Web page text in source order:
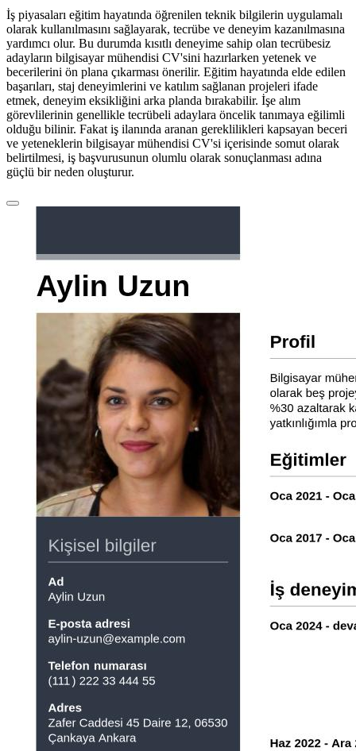
İş piyasaları eğitim hayatında öğrenilen teknik bilgilerin uygulamalı
olarak kullanılmasını sağlayarak, tecrübe ve deneyim kazanılmasına
yardımcı olur. Bu durumda kısıtlı deneyime sahip olan tecrübesiz
adayların bilgisayar mühendisi CV'sini hazırlarken yetenek ve
becerilerini ön plana çıkarması önerilir. Eğitim hayatında elde edilen
başarıları, staj deneyimlerini ve katılım sağlanan projeleri ifade
etmek, deneyim eksikliğini arka planda bırakabilir. İşe alım
görevlilerinin genellikle tecrübeli adaylara öncelik tanımaya eğilimli
olduğu bilinir. Fakat iş ilanında aranan gereklilikleri kapsayan beceri
ve yeteneklerin bilgisayar mühendisi CV'si içerisinde somut olarak
belirtilmesi, iş başvurusunun olumlu olarak sonuçlanması adına
güçlü bir neden oluşturur.